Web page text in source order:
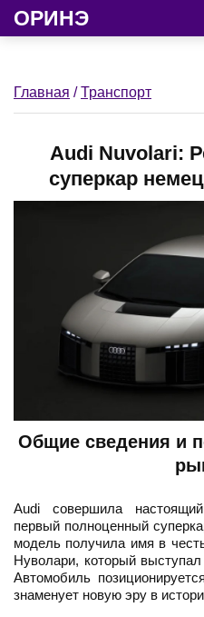
ОРИНЭ
Главная /Транспорт
Audi Nuvolari:
суперкар
Общие сведения и
Audi совершила
первый полноценный
модель получила имя в
Нуволари, который
Автомобиль
знаменует новую эру в